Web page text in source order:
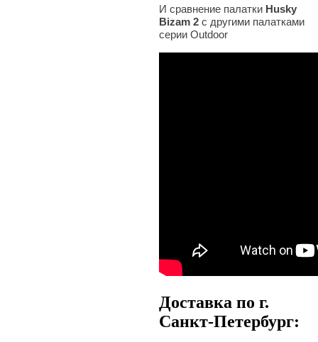
И сравнение палатки Husky
Bizam 2 с другими палатками
серии Outdoor
Доставка по г.
Санкт-Петербург: